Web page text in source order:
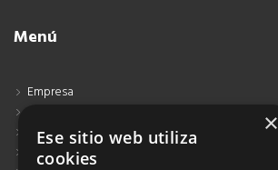
Menú
Empresa
Blog
Aviso Legal
×
Ese sitio web utiliza
cookies